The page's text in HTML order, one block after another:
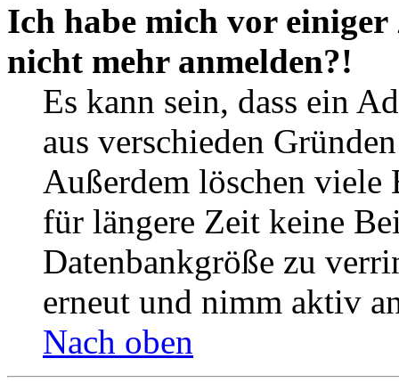
Ich habe mich vor
nicht mehr anmelden?!
Es kann sein, dass ein
aus verschieden
Außerdem löschen viele
für längere Zeit keine
Datenbankgröße zu
erneut und nimm aktiv
Nach oben